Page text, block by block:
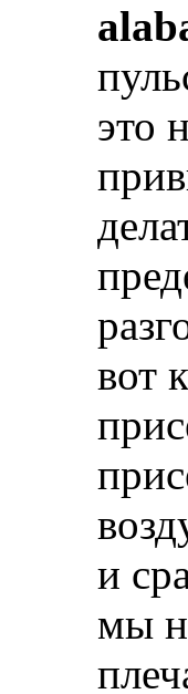
это
вот
и
мы